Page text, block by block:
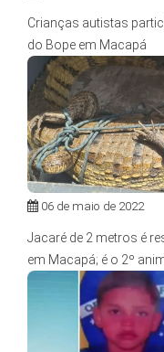
Crianças autistas
do Bope em Macapá
06 de maio de 2022
Jacaré de 2 metros é
em Macapá; é o 2º